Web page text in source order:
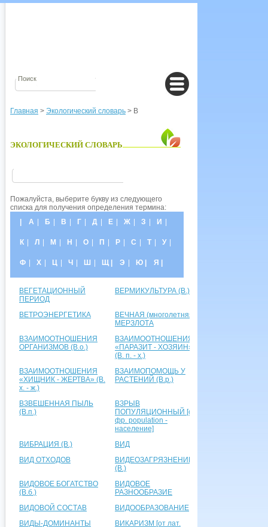
Главная > Экологический словарь > В
ЭКОЛОГИЧЕСКИЙ СЛОВАРЬ
Пожалуйста, выберите букву из следующего
списка для получения определения термина:
А Б В Г Д Е Ж З И
К Л М Н О П Р С Т У
Ф Х Ц Ч Ш Щ | Э Ю | Я |
ВЕГЕТАЦИОННЫЙ
ПЕРИОД
ВЕРМИКУЛЬТУРА (В.)
ВЕТРОЭНЕРГЕТИКА
ВЕЧНАЯ (многолетняя)
МЕРЗЛОТА
ВЗАИМООТНОШЕНИЯ
ОРГАНИЗМОВ (В.о.)
ВЗАИМООТНОШЕНИЯ
«ПАРАЗИТ - ХОЗЯИН»
(В. п. - х.)
ВЗАИМООТНОШЕНИЯ
«ХИЩНИК - ЖЕРТВА» (В.
х. - ж.)
ВЗАИМОПОМОЩЬ У
РАСТЕНИЙ (В.р.)
ВЗВЕШЕННАЯ ПЫЛЬ
(В.п.)
ВЗРЫВ
ПОПУЛЯЦИОННЫЙ [от
фр. population -
население]
ВИБРАЦИЯ (В.)
ВИД
ВИД ОТХОДОВ
ВИДЕОЗАГРЯЗНЕНИЕ
(В.)
ВИДОВОЕ БОГАТСТВО
(В.б.)
ВИДОВОЕ
РАЗНООБРАЗИЕ
ВИДОВОЙ СОСТАВ
ВИДООБРАЗОВАНИЕ
ВИДЫ-ДОМИНАНТЫ
ВИКАРИЗМ [от лат.